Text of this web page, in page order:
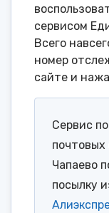
сервисом
Всего
номер
сайте и
Сервис по
почтовых
Чапаево
посылку